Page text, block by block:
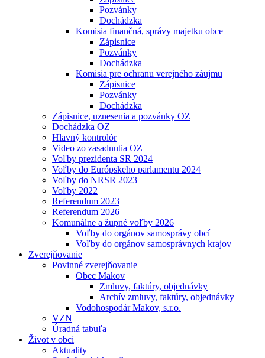
Pozvánky
Dochádzka
Komisia finančná, správy majetku obce
Zápisnice
Pozvánky
Dochádzka
Komisia pre ochranu verejného záujmu
Zápisnice
Pozvánky
Dochádzka
Zápisnice, uznesenia a pozvánky OZ
Dochádzka OZ
Hlavný kontrolór
Video zo zasadnutia OZ
Voľby prezidenta SR 2024
Voľby do Európskeho parlamentu 2024
Voľby do NRSR 2023
Voľby 2022
Referendum 2023
Referendum 2026
Komunálne a župné voľby 2026
Voľby do orgánov samosprávy obcí
Voľby do orgánov samosprávnych krajov
Zverejňovanie
Povinné zverejňovanie
Obec Makov
Zmluvy, faktúry, objednávky
Archív zmluvy, faktúry, objednávky
Vodohospodár Makov, s.r.o.
VZN
Úradná tabuľa
Život v obci
Aktuality